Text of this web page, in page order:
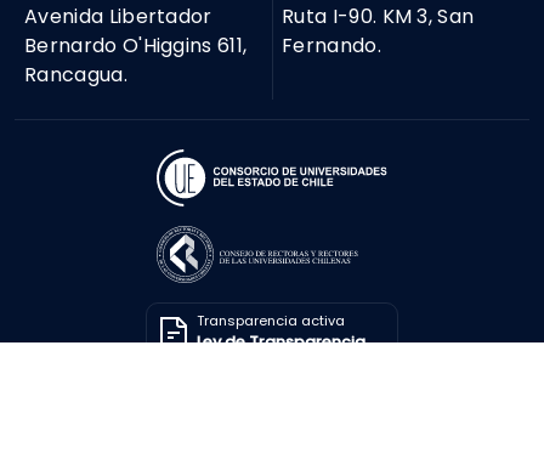
Avenida Libertador
Bernardo O'Higgins 611,
Rancagua.
Ruta I-90. KM 3, San
Fernando.
Transparencia activa
Ley de Transparencia